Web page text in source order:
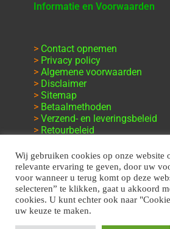
Informatie en Voorwaarden
> Contact opnemen
> Privacy policy
> Algemene voorwaarden
> Disclaimer
> Sitemap
> Betaalmethoden
> Verzend- en leveringsbeleid
> Retourbeleid
Wij gebruiken cookies op onze website
relevante ervaring te geven, door uw
voor wanneer u terug komt op deze
selecteren” te klikken, gaat u akkoord
cookies. U kunt echter ook naar
uw keuze te maken.